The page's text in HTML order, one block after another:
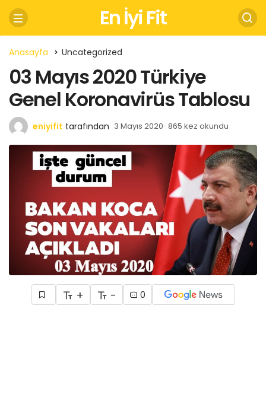
En İyi Fit
Anasayfa Uncategorized
03 Mayıs 2020 Türkiye
Genel Koronavirüs Tablosu
eniyifit tarafından 3 Mayıs 2020 865 kez okundu
+ - 0